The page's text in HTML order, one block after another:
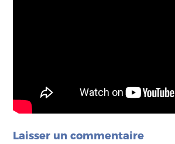
Laisser un commentaire